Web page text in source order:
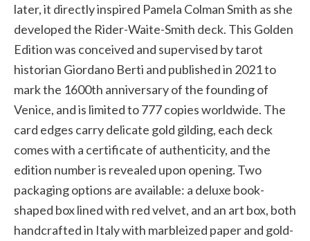
later, it directly inspired Pamela Colman Smith as she
developed the Rider-Waite-Smith deck. This Golden
Edition was conceived and supervised by tarot
historian Giordano Berti and published in 2021 to
mark the 1600th anniversary of the founding of
Venice, and is limited to 777 copies worldwide. The
card edges carry delicate gold gilding, each deck
comes with a certificate of authenticity, and the
edition number is revealed upon opening. Two
packaging options are available: a deluxe book-
shaped box lined with red velvet, and an art box, both
handcrafted in Italy with marbleized paper and gold-